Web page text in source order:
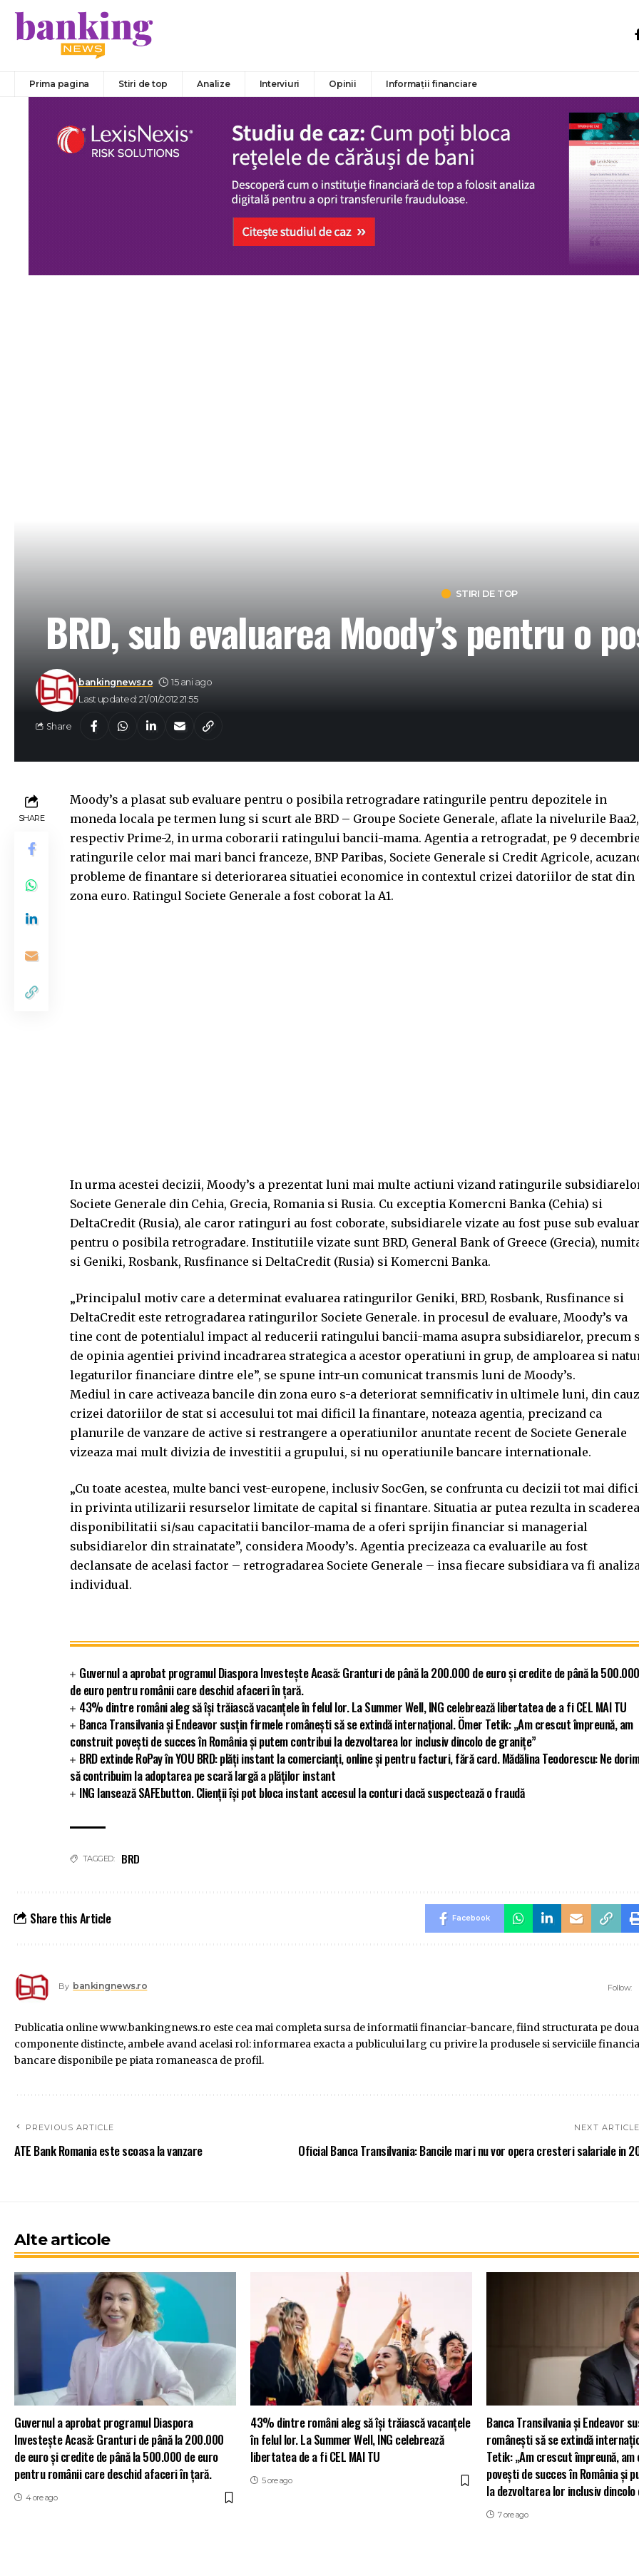
Prima pagina Stiri de top Analize Interviuri Opinii Informații financiare
STIRI DE TOP
BRD, sub evaluarea Moody’s pentru o
Last updated: 21/01/2012 21:55
bankingnews.ro 15 ani ago
Share
SHARE
Moody’s a plasat sub evaluare pentru o posibila retrogradare ratingurile pentru depozitele in
moneda locala pe termen lung si scurt ale BRD – Groupe Societe Generale, aflate la nivelurile Baa2,
respectiv Prime-2, in urma coborarii ratingului bancii-mama. Agentia a retrogradat, pe 9
ratingurile celor mai mari banci franceze, BNP Paribas, Societe Generale si Credit Agricole,
probleme de finantare si deteriorarea situatiei economice in contextul crizei datoriilor de stat din
zona euro. Ratingul Societe Generale a fost coborat la A1.
In urma acestei decizii, Moody’s a prezentat luni mai multe actiuni vizand ratingurile
Societe Generale din Cehia, Grecia, Romania si Rusia. Cu exceptia Komercni Banka (Cehia) si
DeltaCredit (Rusia), ale caror ratinguri au fost coborate, subsidiarele vizate au fost puse sub
pentru o posibila retrogradare. Institutiile vizate sunt BRD, General Bank of Greece (Grecia),
si Geniki, Rosbank, Rusfinance si DeltaCredit (Rusia) si Komercni Banka.
„Principalul motiv care a determinat evaluarea ratingurilor Geniki, BRD, Rosbank, Rusfinance si
DeltaCredit este retrogradarea ratingurilor Societe Generale. in procesul de evaluare, Moody’s va
tine cont de potentialul impact al reducerii ratingului bancii-mama asupra subsidiarelor, precum
de opinia agentiei privind incadrarea strategica a acestor operatiuni in grup, de amploarea si
legaturilor financiare dintre ele”, se spune intr-un comunicat transmis luni de Moody’s.
Mediul in care activeaza bancile din zona euro s-a deteriorat semnificativ in ultimele luni, din
crizei datoriilor de stat si accesului tot mai dificil la finantare, noteaza agentia, precizand ca
planurile de vanzare de active si restrangere a operatiunilor anuntate recent de Societe Generale
vizeaza mai mult divizia de investitii a grupului, si nu operatiunile bancare internationale.
„Cu toate acestea, multe banci vest-europene, inclusiv SocGen, se confrunta cu decizii tot mai
in privinta utilizarii resurselor limitate de capital si finantare. Situatia ar putea rezulta in scaderea
disponibilitatii si/sau capacitatii bancilor-mama de a oferi sprijin financiar si managerial
subsidiarelor din strainatate”, considera Moody’s. Agentia precizeaza ca evaluarile au fost
declansate de acelasi factor – retrogradarea Societe Generale – insa fiecare subsidiara va fi
individual.
Guvernul a aprobat programul Diaspora Investește Acasă: Granturi de până la 200.000 de euro și credite de până la 500.000
de euro pentru românii care deschid afaceri în țară.
43% dintre români aleg să își trăiască vacanțele în felul lor. La Summer Well, ING celebrează libertatea de a fi CEL MAI TU
Banca Transilvania și Endeavor susțin firmele românești să se extindă internațional. Ömer Tetik: „Am crescut împreună, am
construit povești de succes în România și putem contribui la dezvoltarea lor inclusiv dincolo de granițe”
BRD extinde RoPay în YOU BRD: plăți instant la comercianți, online și pentru facturi, fără card. Mădălina Teodorescu: Ne
să contribuim la adoptarea pe scară largă a plăților instant
ING lansează SAFEbutton. Clienții își pot bloca instant accesul la conturi dacă suspectează o fraudă
TAGGED: BRD
Share this Article Facebook
By bankingnews.ro Follow:
Publicatia online www.bankingnews.ro este cea mai completa sursa de informatii financiar-bancare, fiind structurata pe doua
componente distincte, ambele avand acelasi rol: informarea exacta a publicului larg cu privire la produsele si serviciile
bancare disponibile pe piata romaneasca de profil.
PREVIOUS ARTICLE
ATE Bank Romania este scoasa la vanzare
NEXT
Oficial Banca Transilvania: Bancile mari nu vor opera cresteri salariale in
Alte articole
Guvernul a aprobat programul Diaspora
Investește Acasă: Granturi de până la 200.000
de euro și credite de până la 500.000 de euro
pentru românii care deschid afaceri în țară.
4 ore ago
43% dintre români aleg să își trăiască vacanțele
în felul lor. La Summer Well, ING celebrează
libertatea de a fi CEL MAI TU
5 ore ago
Banca Transilvania și Endeavor
românești să se extindă
Tetik: „Am crescut împreună,
povești de succes în România și
la dezvoltarea lor inclusiv
7 ore ago